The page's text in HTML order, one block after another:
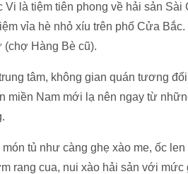
Vi là tiệm tiên phong về hải sản
vỉa hè nhỏ xíu trên phố Cửa
(chợ Hàng Bè cũ).
tâm, không gian quán tương
miền Nam mới lạ nên ngay từ
món tủ như càng ghẹ xào me, ốc
rang cua, nui xào hải sản với